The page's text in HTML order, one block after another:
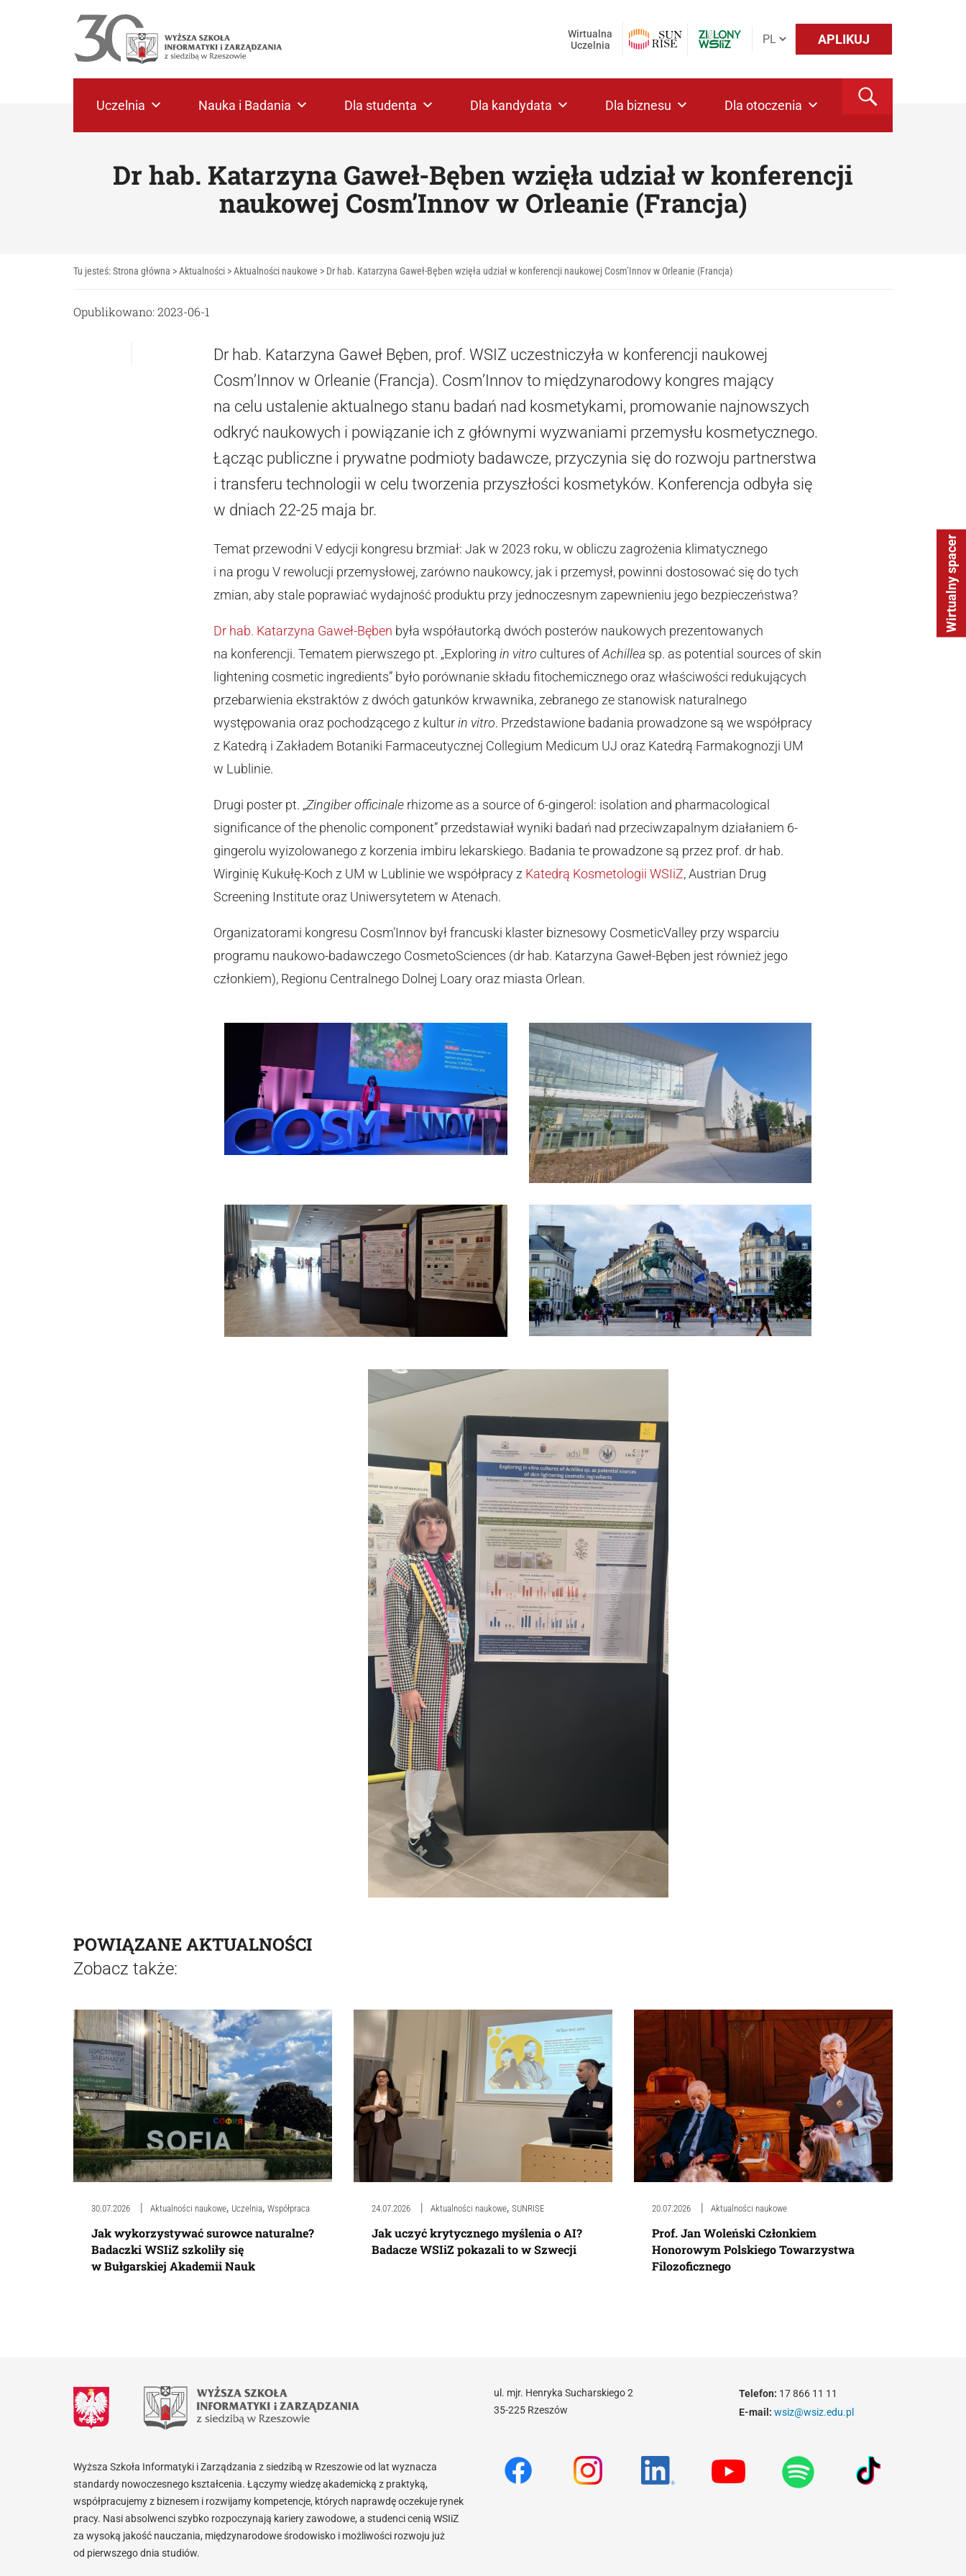
Wirtualny spacer
APLIKUJ
Wirtualna
Uczelnia
Uczelnia Nauka i Badania Dla studenta Dla kandydata Dla biznesu Dla otoczenia
Dr hab. Katarzyna Gaweł-Bęben wzięła udział w konferencji
naukowej Cosm’Innov w Orleanie (Francja)
Tu jesteś:Strona główna >Aktualności >Aktualności naukowe > Dr hab. Katarzyna Gaweł-Bęben wzięła udział w konferencji naukowej Cosm’Innov w Orleanie (Francja)
Opublikowano: 2023-06-1
Dr hab. Katarzyna Gaweł Bęben, prof. WSIZ uczestniczyła w konferencji naukowej
Cosm’Innov w Orleanie (Francja). Cosm’Innov to międzynarodowy kongres mający
na celu ustalenie aktualnego stanu badań nad kosmetykami, promowanie najnowszych
odkryć naukowych i powiązanie ich z głównymi wyzwaniami przemysłu kosmetycznego.
Łącząc publiczne i prywatne podmioty badawcze, przyczynia się do rozwoju partnerstwa
i transferu technologii w celu tworzenia przyszłości kosmetyków. Konferencja odbyła się
w dniach 22-25 maja br.
Temat przewodni V edycji kongresu brzmiał: Jak w 2023 roku, w obliczu zagrożenia klimatycznego
i na progu V rewolucji przemysłowej, zarówno naukowcy, jak i przemysł, powinni dostosować się do tych
zmian, aby stale poprawiać wydajność produktu przy jednoczesnym zapewnieniu jego bezpieczeństwa?
Dr hab. Katarzyna Gaweł-Bęben była współautorką dwóch posterów naukowych prezentowanych
na konferencji. Tematem pierwszego pt. „Exploring in vitro cultures ofAchilleasp. as potential sources of skin
lightening cosmetic ingredients” było porównanie składu fitochemicznego oraz właściwości redukujących
przebarwienia ekstraktów z dwóch gatunków krwawnika, zebranego ze stanowisk naturalnego
występowania oraz pochodzącego z kulturin vitro. Przedstawione badania prowadzone są we współpracy
z Katedrą i Zakładem Botaniki Farmaceutycznej Collegium Medicum UJ oraz Katedrą Farmakognozji UM
w Lublinie.
Drugi poster pt. „Zingiber officinalerhizome as a source of 6-gingerol: isolation and pharmacological
significance of the phenolic component” przedstawiał wyniki badań nad przeciwzapalnym działaniem 6-
gingerolu wyizolowanego z korzenia imbiru lekarskiego. Badania te prowadzone są przez prof. dr hab.
Wirginię Kukułę-Koch z UM w Lublinie we współpracy z Katedrą Kosmetologii WSIiZ, Austrian Drug
Screening Institute oraz Uniwersytetem w Atenach.
Organizatorami kongresu Cosm’Innov był francuski klaster biznesowy CosmeticValley przy wsparciu
programu naukowo-badawczego CosmetoSciences (dr hab. Katarzyna Gaweł-Bęben jest również jego
członkiem), Regionu Centralnego Dolnej Loary oraz miasta Orlean.
POWIĄZANE AKTUALNOŚCI
Zobacz także:
30.07.2026 Aktualności naukowe, Uczelnia, Współpraca
Jak wykorzystywać surowce naturalne?
Badaczki WSIiZ szkoliły się
w Bułgarskiej Akademii Nauk
24.07.2026 Aktualności naukowe, SUNRISE
Jak uczyć krytycznego myślenia o AI?
Badacze WSIiZ pokazali to w Szwecji
20.07.2026 Aktualności naukowe
Prof. Jan Woleński Członkiem
Honorowym Polskiego Towarzystwa
Filozoficznego
Wyższa Szkoła Informatyki i Zarządzania z siedzibą w Rzeszowie od lat wyznacza
standardy nowoczesnego kształcenia. Łączymy wiedzę akademicką z praktyką,
współpracujemy z biznesem i rozwijamy kompetencje, których naprawdę oczekuje rynek
pracy. Nasi absolwenci szybko rozpoczynają kariery zawodowe, a studenci cenią WSIiZ
za wysoką jakość nauczania, międzynarodowe środowisko i możliwości rozwoju już
od pierwszego dnia studiów.
ul. mjr. Henryka Sucharskiego 2
35-225 Rzeszów
Telefon: 17 866 11 11
E-mail: wsiz@wsiz.edu.pl